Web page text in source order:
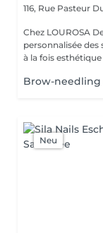
116, Rue Pasteur
Chez LOUROSA
personnalisée
à la fois esthétique
Brow-needling
Neu